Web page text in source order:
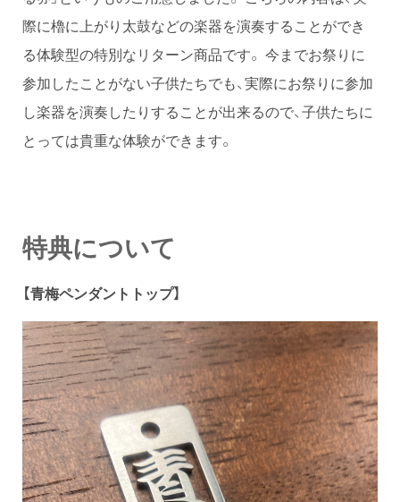
際に櫓に上がり太鼓などの楽器を演奏することができ
る体験型の特別なリターン商品です。 今までお祭りに
参加したことがない子供たちでも、実際にお祭りに参加
し楽器を演奏したりすることが出来るので、子供たちに
とっては貴重な体験ができます。
特典について
【青梅ペンダントトップ】